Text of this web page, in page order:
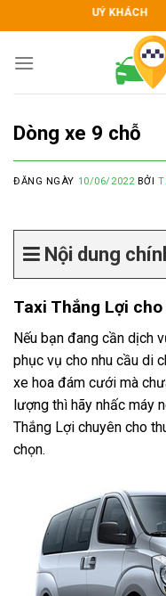
to
content
CHÀO QUÝ KHÁCH
Dòng xe 9 chỗ
ĐĂNG NGÀY 10/06/2022BỞI
Nội dung
Taxi Thắng Lợi
Nếu bạn đang cần dịch
phục vụ cho nhu cầu di
xe hoa đám cưới mà
lượng thì hãy nhấc máy
Thắng Lợi chuyên cho
chọn.